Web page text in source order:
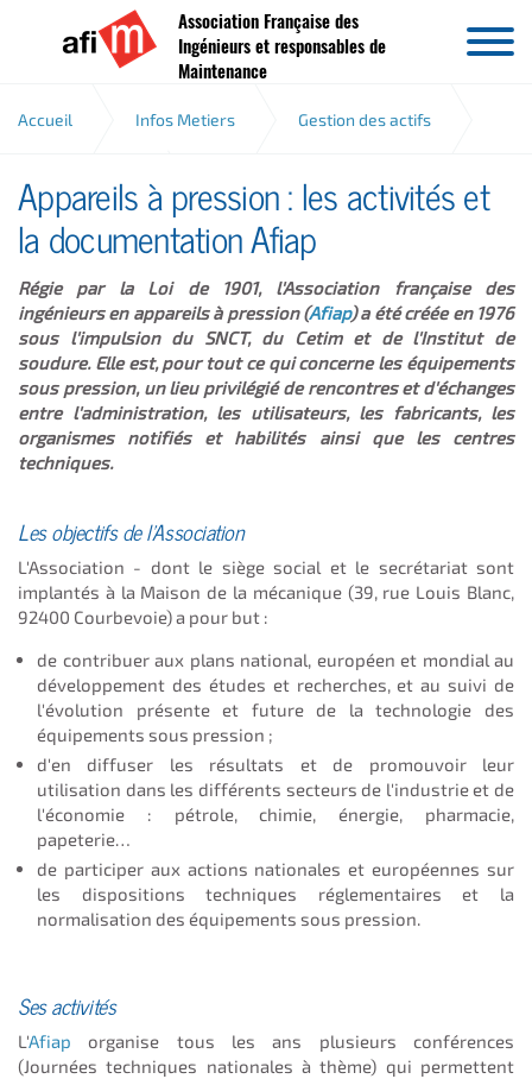
Aller au contenu
Association Française des
Ingénieurs et responsables de
Maintenance
Accueil Infos Metiers Gestion des actifs
Réglementation AFIAP
Appareils à pression : les activités et
la documentation Afiap
Régie par la Loi de 1901, l'Association française des
ingénieurs en appareils à pression (Afiap) a été créée en 1976
sous l'impulsion du SNCT, du Cetim et de l'Institut de
soudure. Elle est, pour tout ce qui concerne les équipements
sous pression, un lieu privilégié de rencontres et d'échanges
entre l'administration, les utilisateurs, les fabricants, les
organismes notifiés et habilités ainsi que les centres
techniques.
Les objectifs de l'Association
L'Association - dont le siège social et le secrétariat sont
implantés à la Maison de la mécanique (39, rue Louis Blanc,
92400 Courbevoie) a pour but :
de contribuer aux plans national, européen et mondial au
développement des études et recherches, et au suivi de
l'évolution présente et future de la technologie des
équipements sous pression ;
d'en diffuser les résultats et de promouvoir leur
utilisation dans les différents secteurs de l'industrie et de
l'économie : pétrole, chimie, énergie, pharmacie,
papeterie…
de participer aux actions nationales et européennes sur
les dispositions techniques réglementaires et la
normalisation des équipements sous pression.
Ses activités
L'Afiap
organise tous les ans plusieurs conférences
(Journées techniques nationales à thème) qui permettent